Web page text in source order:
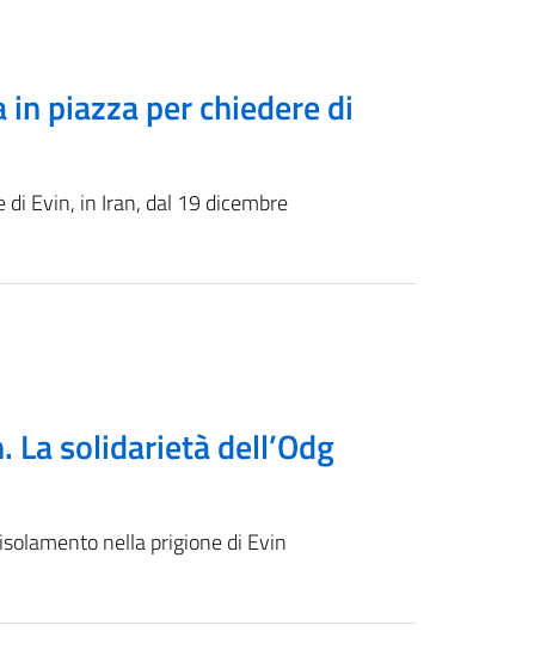
piazza per chiedere di
Evin, in Iran, dal 19 dicembre
La solidarietà dell’Odg
nella prigione di Evin